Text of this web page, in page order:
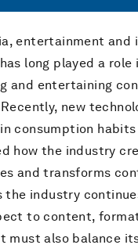
entertainment and
long played a role
and entertaining
new
consumption habits
how the industry
and transforms
the industry
to content,
must also balance